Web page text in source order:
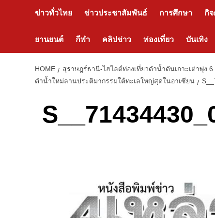
ข่าวทั่วไทย ข่าวประชาสัมพันธ์ การศึกษา กิ
ยานยนต์ กีฬา คลิปข่าว ท่องเที่ยว บันเทิง
HOME
สุราษฎร์ธานี-ไฮไลต์ท่องเที่ยวดำน้ำดันเกาะเต่าพุ่
ดำน้ำใหม่ลานประติมากรรมใต้ทะเลใหญ่สุดในอาเซียน